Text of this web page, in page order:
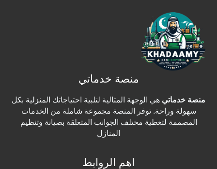
منصة خدماتي
منصة خدماتي هي الوجهة المثالية لتلبية احتياجاتك المنزلية بكل
سهولة وراحة. توفر المنصة مجموعة شاملة من الخدمات
المصممة لتغطية مختلف الجوانب المتعلقة بصيانة وتنظيم
المنازل
اهم الروابط